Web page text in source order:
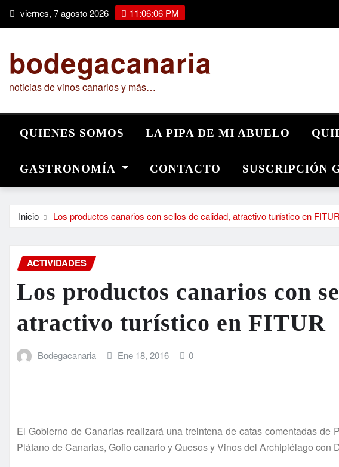
Saltar viernes, 7 agosto 2026 11:06:07 PM
bodegacanaria
noticias de vinos canarios y más…
QUIENES SOMOS LA PIPA DE MI ABUELO
GASTRONOMÍA CONTACTO SUSCRIPCIÓN
Inicio Los productos canarios con sellos de calidad, atractivo turístico en FITUR
ACTIVIDADES
Los productos canarios con
atractivo turístico en FITUR
Bodegacanaria Ene 18, 2016 0
El Gobierno de Canarias realizará una treintena de catas comentadas de
Plátano de Canarias, Gofio canario y Quesos y Vinos del Archipiélago con